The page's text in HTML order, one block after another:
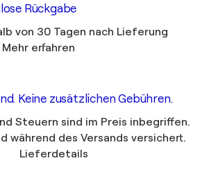
Rückgabe
von 30 Tagen nach Lieferung
Mehr erfahren
Keine zusätzlichen Gebühren.
Steuern sind im Preis inbegriffen.
während des Versands versichert.
Lieferdetails